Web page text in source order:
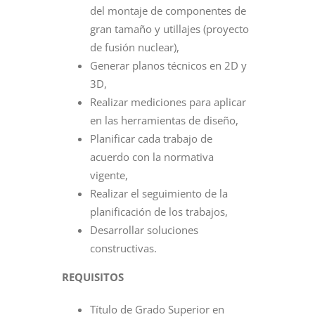
del montaje de componentes de
gran tamaño y utillajes (proyecto
de fusión nuclear),
Generar planos técnicos en 2D y
3D,
Realizar mediciones para aplicar
en las herramientas de diseño,
Planificar cada trabajo de
acuerdo con la normativa
vigente,
Realizar el seguimiento de la
planificación de los trabajos,
Desarrollar soluciones
constructivas.
REQUISITOS
Título de Grado Superior en